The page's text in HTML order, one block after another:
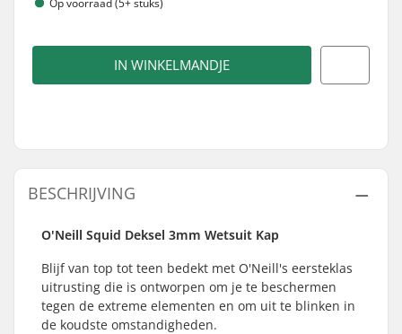
Op voorraad (5+ stuks)
IN WINKELMANDJE
BESCHRIJVING
O'Neill Squid Deksel 3mm Wetsuit Kap
Blijf van top tot teen bedekt met O'Neill's eersteklas
uitrusting die is ontworpen om je te beschermen
tegen de extreme elementen en om uit te blinken in
de koudste omstandigheden.